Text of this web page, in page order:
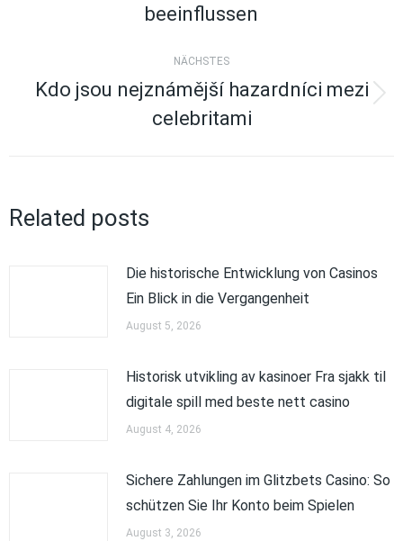
Beitrag:
beeinflussen
NÄCHSTES
Nächster
Beitrag:
Kdo jsou nejznámější hazardníci mezi
celebritami
Related posts
Die historische Entwicklung von Casinos
Ein Blick in die Vergangenheit
August 5, 2026
Historisk utvikling av kasinoer Fra sjakk til
digitale spill med beste nett casino
August 4, 2026
Sichere Zahlungen im Glitzbets Casino: So
schützen Sie Ihr Konto beim Spielen
August 3, 2026